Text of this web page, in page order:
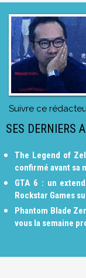
Suivre ce
SES DERNIERS
The Legend of
confirmé avant sa
GTA 6 : un
Rockstar Games
Phantom Blade
vous la semaine